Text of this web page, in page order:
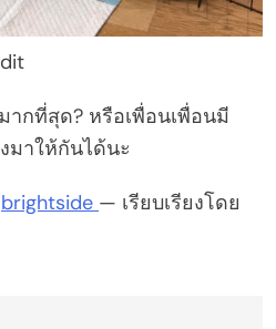
กที่สุด? หรือเพื่อนเพื่อนมี
มาให้กันได้นะ
brightside — เรียบเรียงโดย